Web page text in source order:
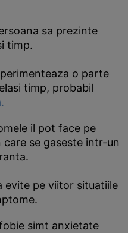
sa prezinte
timp.
o parte
timp, probabil
il pot face pe
se gaseste intr-un
evite pe viitor situatiile
simt anxietate